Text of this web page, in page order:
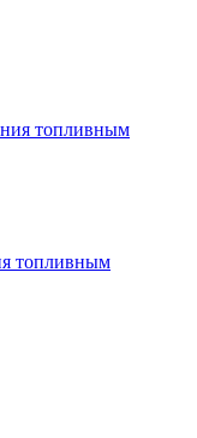
топливным